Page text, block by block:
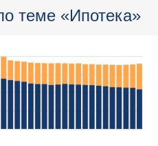
теме «Ипотека»